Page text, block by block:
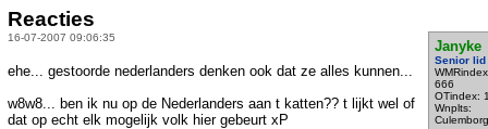
Reacties
16-07-2007 09:06:35
Janyke
Senior lid
666
OTindex:
Wnplts:
Culemborg
ehe... gestoorde nederlanders denken ook dat ze alles kunnen...
w8w8... ben ik nu op de Nederlanders aan t katten?? t lijkt wel of
dat op echt elk mogelijk volk hier gebeurt xP